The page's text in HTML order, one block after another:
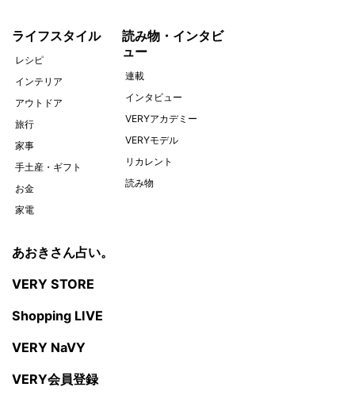
ライフスタイル
レシピ
インテリア
アウトドア
旅行
家事
手土産・ギフト
お金
家電
読み物・インタビ
ュー
連載
インタビュー
VERYアカデミー
VERYモデル
リカレント
読み物
あおきさん占い。
VERY STORE
Shopping LIVE
VERY NaVY
VERY会員登録